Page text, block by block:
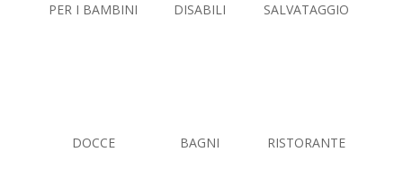
PER I BAMBINI
DISABILI
SALVATAGGIO
DOCCE BAGNI RISTORANTE